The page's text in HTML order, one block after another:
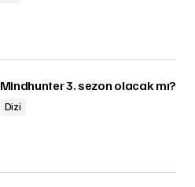
Mindhunter 3. sezon olacak mı?
Dizi